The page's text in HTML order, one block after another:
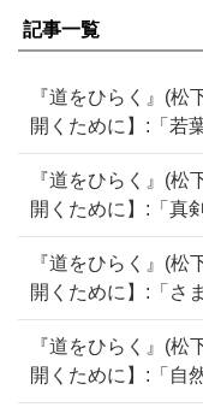
記事一覧
『道をひらく』(松
開くために】:「若
『道をひらく』(松
開くために】:「真
『道をひらく』(松
開くために】:「さ
『道をひらく』(松
開くために】:「自